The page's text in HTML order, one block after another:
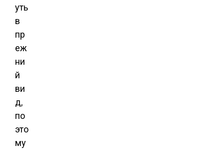
уть
в
пр
еж
ни
й
ви
д,
по
это
му